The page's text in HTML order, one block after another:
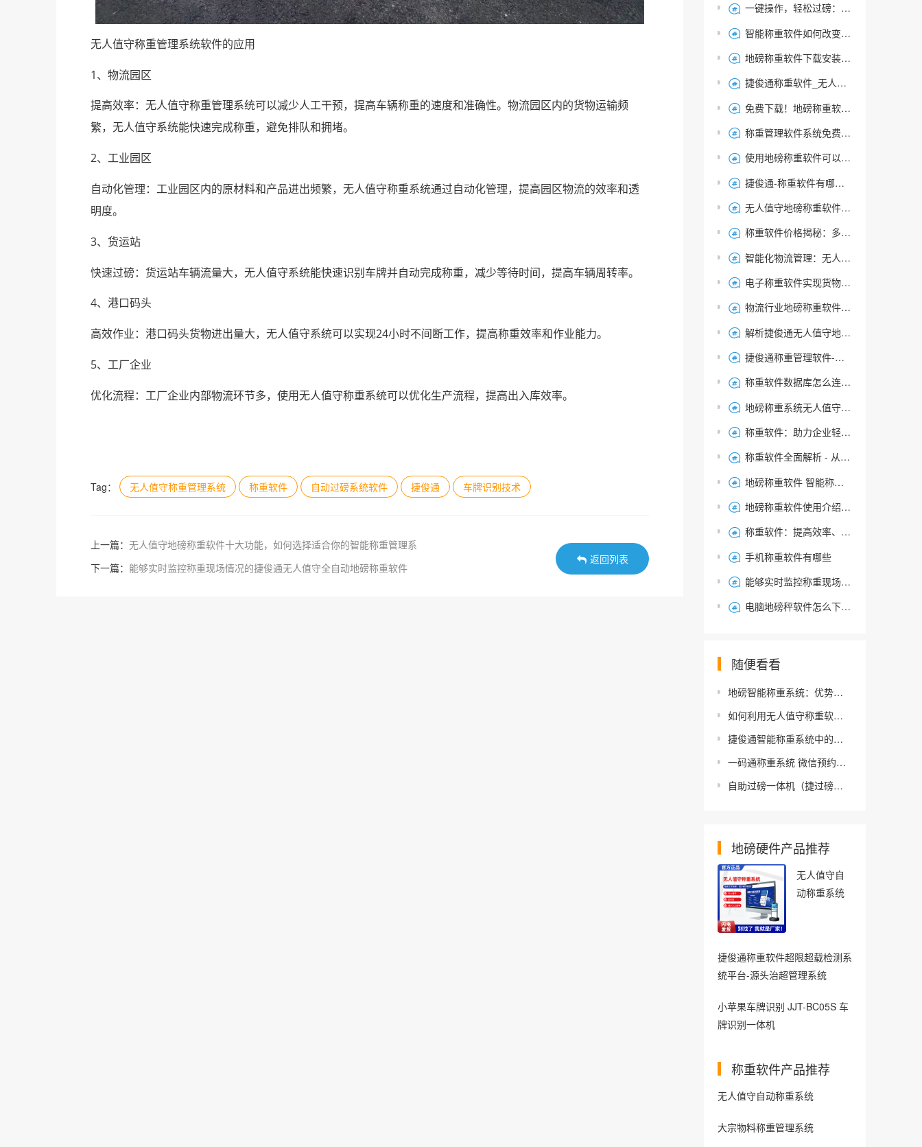
无人值守称重管理系统软件的应用
1、物流园区
提高效率：无人值守称重管理系统可以减少人工干预，提高车辆称重的速度和准确性。物流园区内的货物运输频
繁，无人值守系统能快速完成称重，避免排队和拥堵。
2、 工业园区
自动化管理：工业园区内的原材料和产品进出频繁，无人值守称重系统通过自动化管理，提高园区物流的效率和透
明度。
3、货运站
快速过磅：货运站车辆流量大，无人值守系统能快速识别车牌并自动完成称重，减少等待时间，提高车辆周转率。
4、 港口码头
高效作业：港口码头货物进出量大，无人值守系统可以实现24小时不间断工作，提高称重效率和作业能力。
5、工厂企业
优化流程：工厂企业内部物流环节多，使用无人值守称重系统可以优化生产流程，提高出入库效率。
Tag： 无人值守称重管理系统 称重软件 自动过磅系统软件 捷俊通 车牌识别技术
上一篇： 无人值守地磅称重软件十大功能，如何选择适合你的智能称重管理系
下一篇： 能够实时监控称重现场情况的捷俊通无人值守全自动地磅称重软件
返回列表
 一键操作，轻松过磅：智能称重管理系统中的简单过磅模式解析
 智能称重软件如何改变称重单位？电脑称重软件过磅操作详解
 地磅称重软件下载安装指南：哪里可以下载可靠的软件？
 捷俊通称重软件_无人值守自动称重系统的优势与应用场景
 免费下载！地磅称重软件过磅系统软件使用指南
 称重管理软件系统免费版-智能称重系统免费试用版本
 使用地磅称重软件可以提高哪些方面的效率？数据准确性，效益
 捷俊通-称重软件有哪些类型 介绍
 无人值守地磅称重软件作用是什么？
 称重软件价格揭秘：多少钱才能获得高效计量解决方案？
 智能化物流管理：无人值守称重软件的充值扣款功能应用
 电子称重软件实现货物重量自动记录与智能分析-捷俊通
 物流行业地磅称重软件：选择指南和关键考虑因素大揭秘
 解析捷俊通无人值守地磅自动称重系统：智能称重与高效称重的融合
 捷俊通称重管理软件-单机版免费下载安装
 称重软件数据库怎么连接不上 连接失败
 地磅称重系统无人值守称重软件的功能介绍，捷俊通软件
 称重软件：助力企业轻松高效管理称重过程-选择指南
 称重软件全面解析 - 从智能称重系统到物联网管理平台
 地磅称重软件 智能称重系统 无人值守称重软件- 捷俊通
 地磅称重软件使用介绍：实用指南让您充分发挥功能
 称重软件：提高效率、降低成本的必备工具
 手机称重软件有哪些
 能够实时监控称重现场情况的捷俊通无人值守全自动地磅称重软件
 电脑地磅秤软件怎么下载安装，称重软件操作步骤
随便看看
地磅智能称重系统：优势尽显，引领称重行业新风尚
如何利用无人值守称重软件的日志和车辆信息维护功能？
捷俊通智能称重系统中的各种防作弊手段
一码通称重系统 微信预约过磅 无人值守称重预约系统
自助过磅一体机（捷过磅）捷俊通公磅称重机
地磅硬件产品推荐
无人值守自
动称重系统
捷俊通称重软件超限超载检测系
统平台-源头治超管理系统
小苹果车牌识别 JJT-BC05S 车
牌识别一体机
称重软件产品推荐
无人值守自动称重系统
大宗物料称重管理系统